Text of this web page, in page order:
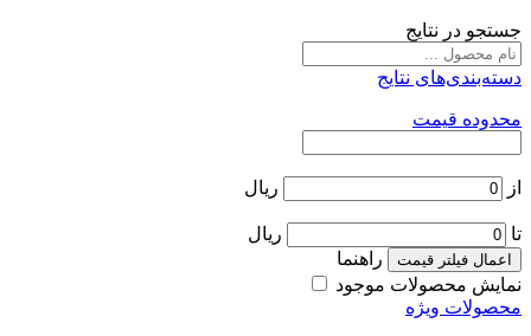
جستجو در نتایج
دسته‌بندی‌های نتایج
محدوده قیمت
از ریال
تا ریال
اعمال فیلتر قیمت
راهنما
نمایش محصولات موجود
محصولات ویژه